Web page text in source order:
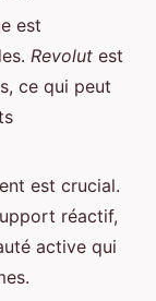
est
Revolut est
ce qui peut
est crucial.
réactif,
active qui